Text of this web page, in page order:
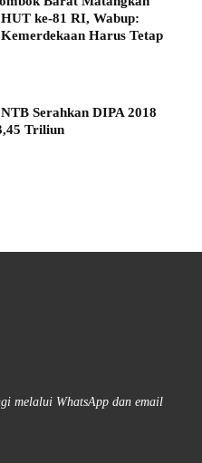
ke-81 RI, Wabup:
Harus Tetap
Serahkan DIPA 2018
Triliun
melalui WhatsApp dan email